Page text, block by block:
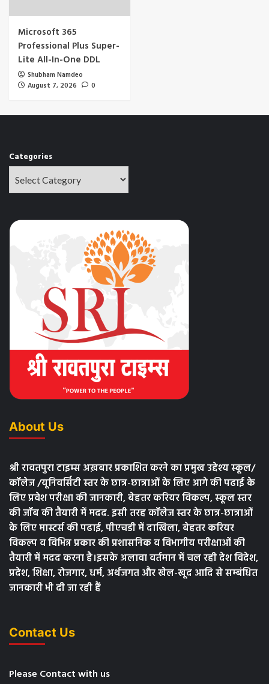
Microsoft 365
Professional Plus Super-
Lite All-In-One DDL
Shubham Namdeo
August 7, 2026
0
Categories
About Us
श्री रावतपुरा टाइम्स अख़बार प्रकाशित करने का प्रमुख उद्देश्य स्कूल/
कॉलेज /यूनिवर्सिटी स्तर के छात्र-छात्राओं के लिए आगे की पढाई के
लिए प्रवेश परीक्षा की जानकारी, बेहतर करियर विकल्प, स्कूल स्तर
की जॉब की तैयारी में मदद. इसी तरह कॉलेज स्तर के छात्र-छात्राओं
के लिए मास्टर्स की पढाई, पीएचडी में दाखिला, बेहतर करियर
विकल्प व विभिन्न प्रकार की प्रशासनिक व विभागीय परीक्षाओं की
तैयारी में मदद करना है।इसके अलावा वर्तमान में चल रही देश विदेश,
प्रदेश, शिक्षा, रोजगार, धर्म, अर्थजगत और खेल-खूद आदि से सम्बंधित
जानकारी भी दी जा रही हैं
Contact Us
Please Contact with us